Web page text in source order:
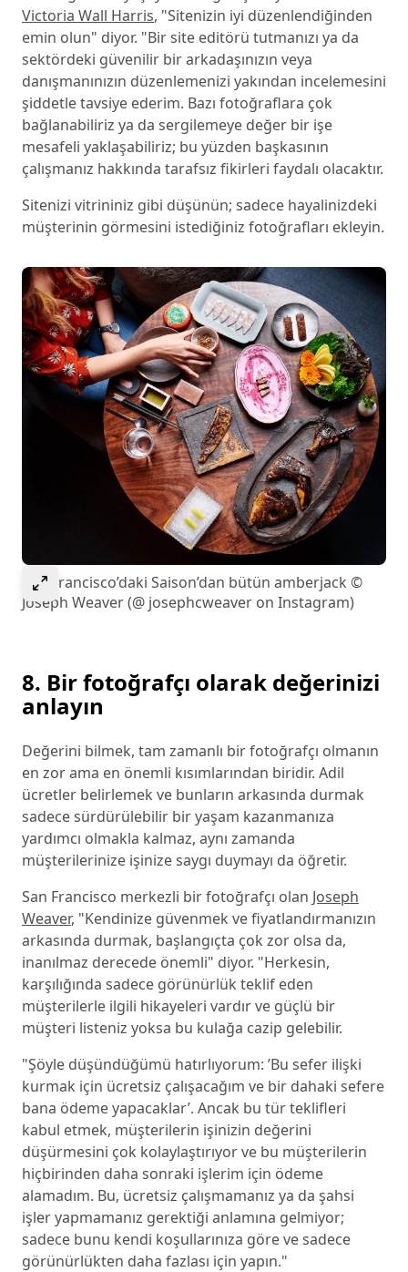
Victoria Wall Harris, "Sitenizin iyi düzenlendiğinden
emin olun" diyor. "Bir site editörü tutmanızı ya da
sektördeki güvenilir bir arkadaşınızın veya
danışmanınızın düzenlemenizi yakından incelemesini
şiddetle tavsiye ederim. Bazı fotoğraflara çok
bağlanabiliriz ya da sergilemeye değer bir işe
mesafeli yaklaşabiliriz; bu yüzden başkasının
çalışmanız hakkında tarafsız fikirleri faydalı olacaktır.
Sitenizi vitrininiz gibi düşünün; sadece hayalinizdeki
müşterinin görmesini istediğiniz fotoğrafları ekleyin.
Görseli genişletmek için seçin
San Francisco’daki Saison’dan bütün amberjack ©
Joseph Weaver (@ josephcweaver on Instagram)
8. Bir fotoğrafçı olarak değerinizi
anlayın
Değerini bilmek, tam zamanlı bir fotoğrafçı olmanın
en zor ama en önemli kısımlarından biridir. Adil
ücretler belirlemek ve bunların arkasında durmak
sadece sürdürülebilir bir yaşam kazanmanıza
yardımcı olmakla kalmaz, aynı zamanda
müşterilerinize işinize saygı duymayı da öğretir.
San Francisco merkezli bir fotoğrafçı olan Joseph
Weaver, "Kendinize güvenmek ve fiyatlandırmanızın
arkasında durmak, başlangıçta çok zor olsa da,
inanılmaz derecede önemli" diyor. "Herkesin,
karşılığında sadece görünürlük teklif eden
müşterilerle ilgili hikayeleri vardır ve güçlü bir
müşteri listeniz yoksa bu kulağa cazip gelebilir.
"Şöyle düşündüğümü hatırlıyorum: ’Bu sefer ilişki
kurmak için ücretsiz çalışacağım ve bir dahaki sefere
bana ödeme yapacaklar’. Ancak bu tür teklifleri
kabul etmek, müşterilerin işinizin değerini
düşürmesini çok kolaylaştırıyor ve bu müşterilerin
hiçbirinden daha sonraki işlerim için ödeme
alamadım. Bu, ücretsiz çalışmamanız ya da şahsi
işler yapmamanız gerektiği anlamına gelmiyor;
sadece bunu kendi koşullarınıza göre ve sadece
görünürlükten daha fazlası için yapın."